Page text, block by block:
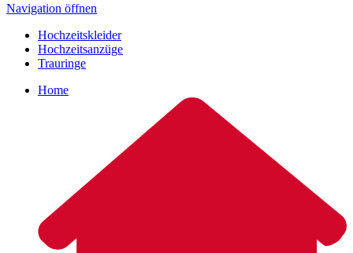
Navigation öffnen
Hochzeitskleider
Hochzeitsanzüge
Trauringe
Home